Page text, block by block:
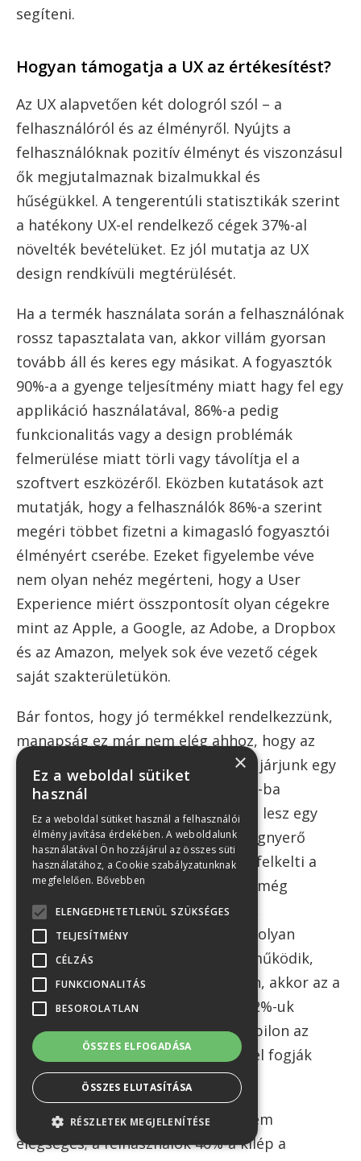
segíteni.
Hogyan támogatja a UX az értékesítést?
Az UX alapvetően két dologról szól – a
felhasználóról és az élményről. Nyújts a
felhasználóknak pozitív élményt és viszonzásul
ők megjutalmaznak bizalmukkal és
hűségükkel. A tengerentúli statisztikák szerint
a hatékony UX-el rendelkező cégek 37%-al
növelték bevételüket. Ez jól mutatja az UX
design rendkívüli megtérülését.
Ha a termék használata során a felhasználónak
rossz tapasztalata van, akkor villám gyorsan
tovább áll és keres egy másikat. A fogyasztók
90%-a a gyenge teljesítmény miatt hagy fel egy
applikáció használatával, 86%-a pedig
funkcionalitás vagy a design problémák
felmerülése miatt törli vagy távolítja el a
szoftvert eszközéről. Eközben kutatások azt
mutatják, hogy a felhasználók 86%-a szerint
megéri többet fizetni a kimagasló fogyasztói
élményért cserébe. Ezeket figyelembe véve
nem olyan nehéz megérteni, hogy a User
Experience miért összpontosít olyan cégekre
mint az Apple, a Google, az Adobe, a Dropbox
és az Amazon, melyek sok éve vezető cégek
saját szakterületükön.
Bár fontos, hogy jó termékkel rendelkezzünk,
manapság ez már nem elég ahhoz, hogy az
üzleti életben a konkurensek előtt járjunk egy
lépéssel. Sok esetben az UX design-ba
fektetett energia az, ami eldönti ki lesz egy
adott területen a piacvezető. A megnyerő
felhasználói élmény bizonyítottan felkelti a
felhasználók érdeklődését, de ami még
fontosabb - hűségüket is elnyeri. A
felhasználók 48%-a szerint, ha egy olyan
weboldalra tévednek, amely nem működik,
nem jelenik meg rendesen mobilon, akkor az a
cég nem törődik ügyfeleikkel. És 52%-uk
szerint, ha rosszul jelenik meg mobilon az
oldal, akkor nem valószínű, hogy fel fogják
venni a céggel a kapcsolatot.
A reszponzivitás manapság már nem
elégséges; a felhasználók 40%-a kilép a
×
Ez a weboldal sütiket
használ
Ez a weboldal sütiket használ a felhasználói
élmény javítása érdekében. A weboldalunk
használatával Ön hozzájárul az összes süti
használatához, a Cookie szabályzatunknak
megfelelően. Bővebben
ELENGEDHETETLENÜL SZÜKSÉGES
TELJESÍTMÉNY
CÉLZÁS
FUNKCIONALITÁS
BESOROLATLAN
ÖSSZES ELFOGADÁSA
ÖSSZES ELUTASÍTÁSA
RÉSZLETEK MEGJELENÍTÉSE